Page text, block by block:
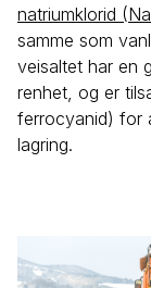
natriumklorid
samme som
veisaltet har en
renhet, og er
ferrocyanid) for
lagring.